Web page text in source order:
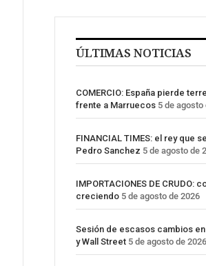
ÚLTIMAS NOTICIAS
COMERCIO: España pierde
frente a Marruecos 5 de agosto
FINANCIAL TIMES: el rey que
Pedro Sanchez 5 de agosto de
IMPORTACIONES DE CRUDO:
creciendo 5 de agosto de 2026
Sesión de escasos cambios en
y Wall Street 5 de agosto de 2026